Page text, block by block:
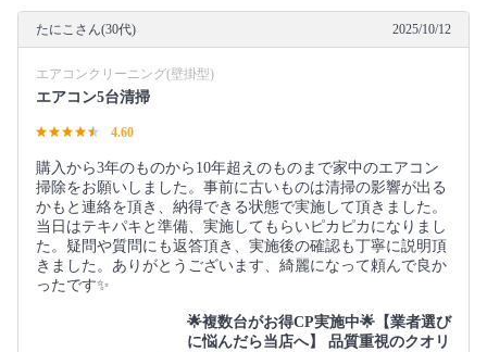
たにこさん(30代) 2025/10/12
エアコンクリーニング(壁掛型)
エアコン5台清掃
4.60
購入から3年のものから10年超えのものまで家中のエアコン
掃除をお願いしました。事前に古いものは清掃の影響が出る
かもと連絡を頂き、納得できる状態で実施して頂きました。
当日はテキパキと準備、実施してもらいピカピカになりまし
た。疑問や質問にも返答頂き、実施後の確認も丁寧に説明頂
きました。ありがとうございます、綺麗になって頼んで良か
ったです✨️
🌟複数台がお得CP実施中🌟【業者選び
に悩んだら当店へ】 品質重視のクオリ